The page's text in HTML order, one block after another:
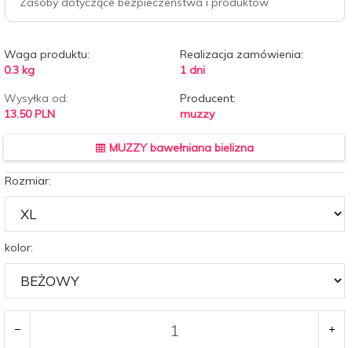
Waga produktu:
0.3 kg
Realizacja zamówienia:
1 dni
Wysyłka od:
13.50 PLN
Producent:
muzzy
MUZZY bawełniana bielizna
Rozmiar:
kolor: